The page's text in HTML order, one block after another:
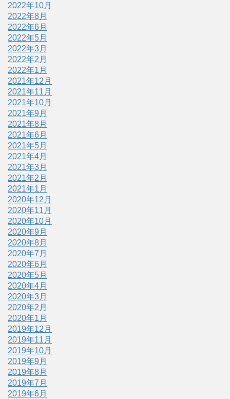
2022年10月
2022年8月
2022年6月
2022年5月
2022年3月
2022年2月
2022年1月
2021年12月
2021年11月
2021年10月
2021年9月
2021年8月
2021年6月
2021年5月
2021年4月
2021年3月
2021年2月
2021年1月
2020年12月
2020年11月
2020年10月
2020年9月
2020年8月
2020年7月
2020年6月
2020年5月
2020年4月
2020年3月
2020年2月
2020年1月
2019年12月
2019年11月
2019年10月
2019年9月
2019年8月
2019年7月
2019年6月